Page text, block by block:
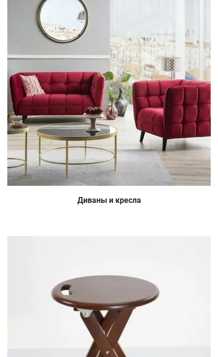
Диваны и кресла